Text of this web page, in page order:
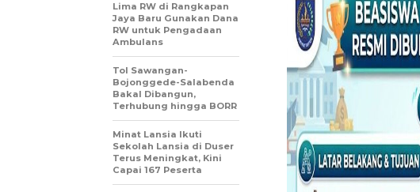
Lima RW di Rangkapan
Jaya Baru Gunakan Dana
RW untuk Pengadaan
Ambulans
Tol Sawangan-
Bojonggede-Salabenda
Bakal Dibangun,
Terhubung hingga BORR
Minat Lansia Ikuti
Sekolah Lansia di Duser
Terus Meningkat, Kini
Capai 167 Peserta